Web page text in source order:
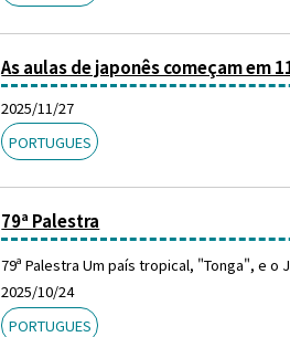
As aulas de japonês começam em
2025/11/27
PORTUGUES
79ª Palestra
79ª Palestra Um país tropical, "Tonga", e o
2025/10/24
PORTUGUES